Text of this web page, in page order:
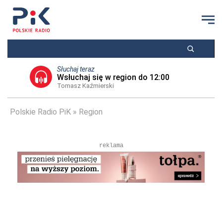
Słuchaj teraz
Wsłuchaj się w region do 12:00
Tomasz Kaźmierski
Polskie Radio PiK Region
reklama